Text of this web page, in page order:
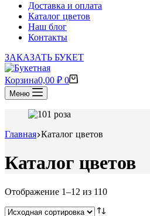
Доставка и оплата
Каталог цветов
Наш блог
Контакты
ЗАКАЗАТЬ БУКЕТ
Корзина0,00 ₽ 0
Меню
Главная Каталог цветов
Каталог цветов
Отображение 1–12 из 110